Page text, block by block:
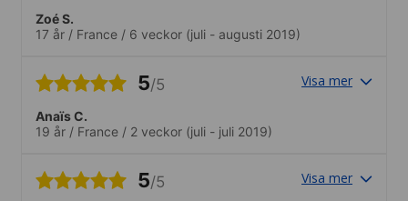
Zoé S.
17 år / France / 6 veckor (juli - augusti 2019)
5/5 Visa mer
Anaïs C.
19 år / France / 2 veckor (juli - juli 2019)
5/5 Visa mer